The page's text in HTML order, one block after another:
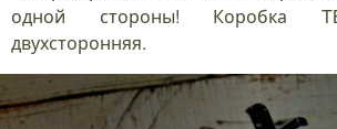
одной стороны! Коробка
двухсторонняя.